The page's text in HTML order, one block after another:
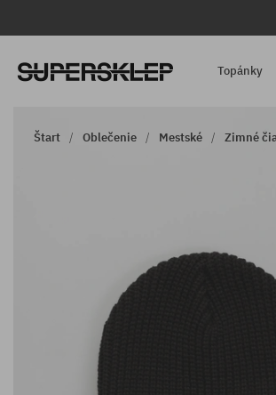
Topánky
Štart Oblečenie Mestské Zimné